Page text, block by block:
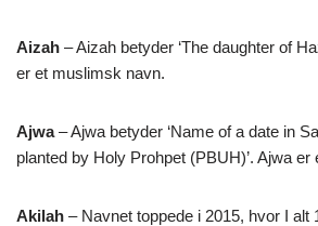
Aizah – Aizah betyder ‘The daughter of
er et muslimsk navn.
Ajwa– Ajwa betyder ‘Name of a date in
planted by Holy Prohpet (PBUH)’. Ajwa
Akilah – Navnet toppede i 2015, hvor I alt